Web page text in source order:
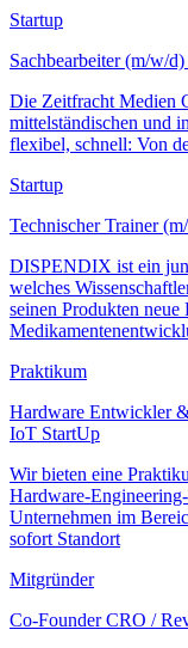
Startup
Sachbearbeiter (m/w/
Die Zeitfracht Medien
mittelständischen und
flexibel, schnell: Von
Startup
Technischer Trainer
DISPENDIX ist ein
welches
seinen Produkten
Praktikum
Hardware Entwickler
IoT StartUp
Wir bieten eine
Hardware-
Unternehmen im
sofort Standort
Mitgründer
Co-Founder CRO /